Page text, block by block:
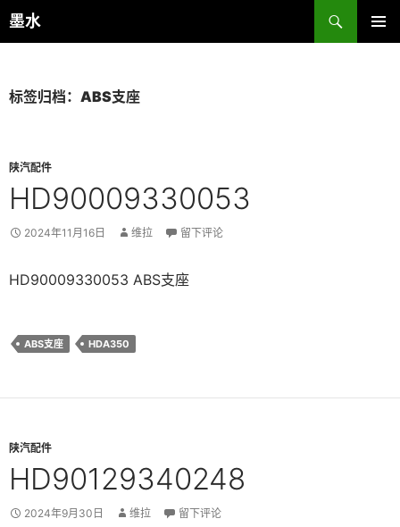
跳
至
墨水
搜
索
标签归档：ABS支座
陕汽配件
HD90009330053
2024年11月16日 维拉 留下评论
HD90009330053 ABS支座
ABS支座 HDA350
陕汽配件
HD90129340248
2024年9月30日 维拉 留下评论